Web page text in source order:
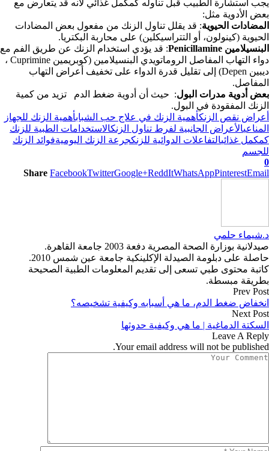
يجب استشارة الطبيب قبل تناوله كمكمل غذائي لأنه قد يتعارض مع
بعض الأدوية مثل:
المضادات الحيوية: قد يقلل تناول الزنك من مفعول بعض المضادات
الحيوية (كينولون، أو التتراسيكلين) على محاربة البكتريا.
البنسيلامين Penicillamine: قد يؤدي استخدام الزنك عن طريق الفم مع
دواء التهاب المفاصل الروماتويدي البنسيلامين (كوبريمين Cuprimine ،
ديبين Depen) إلى تقليل قدرة الدواء على تخفيف أعراض التهاب
المفاصل.
بعض أدوية مدرات البول: حيث أن أدوية ضغط الدم تزيد من كمية
الزنك المفقودة في البول.
أعراض نقص الزنكأهمية الزنك في علاج حب الشبابأهمية الزنك للجهاز
المناعيالأعراض الجانبية لفرط تناول الزنكالاستخدامات الطبية للزنك
كمكمل غذائيالتفاعلات الدوائية للزنكجرعة الزنك اليوميةفوائد الزنك
للجسم
0
Share FacebookTwitterGoogle+ReddItWhatsAppPinterestEmail
د.شيماء حلمي
صيدلانية بوزارة الصحة المصرية دفعة 2003 جامعة القاهرة.
حاصلة على دبلومة الصيدلة الإكلينكية جامعة عين شمس 2010.
كاتبة محتوى طبي تسعى إلى تقديم المعلومات الطبية الصحيحة
بطريقة مبسطة.
Prev Post
انخفاض ضغط الدم، ما هي أسبابه وكيفية تشخيصه؟
Next Post
السكتة الدماغية | ما هي وكيفية حدوثها
Leave A Reply
Your email address will not be published.